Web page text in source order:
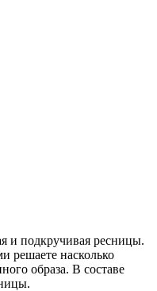
и подкручивая ресницы.
решаете насколько
образа. В составе